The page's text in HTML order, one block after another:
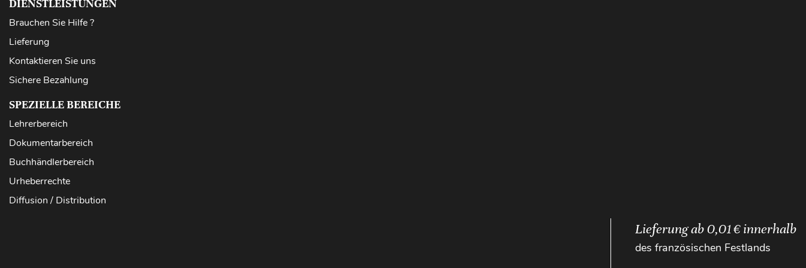
DIENSTLEISTUNGEN
Brauchen Sie Hilfe ?
Lieferung
Kontaktieren Sie uns
Sichere Bezahlung
SPEZIELLE BEREICHE
Lehrerbereich
Dokumentarbereich
Buchhändlerbereich
Urheberrechte
Diffusion / Distribution
Lieferung ab 0,01 € innerhalb
des französischen Festlands